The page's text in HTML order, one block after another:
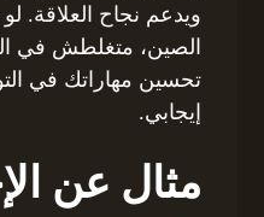
ويدعم نجاح العلاقة.
الصين، متغلطش في
تحسين مهاراتك في
إيجابي.
مثال عن